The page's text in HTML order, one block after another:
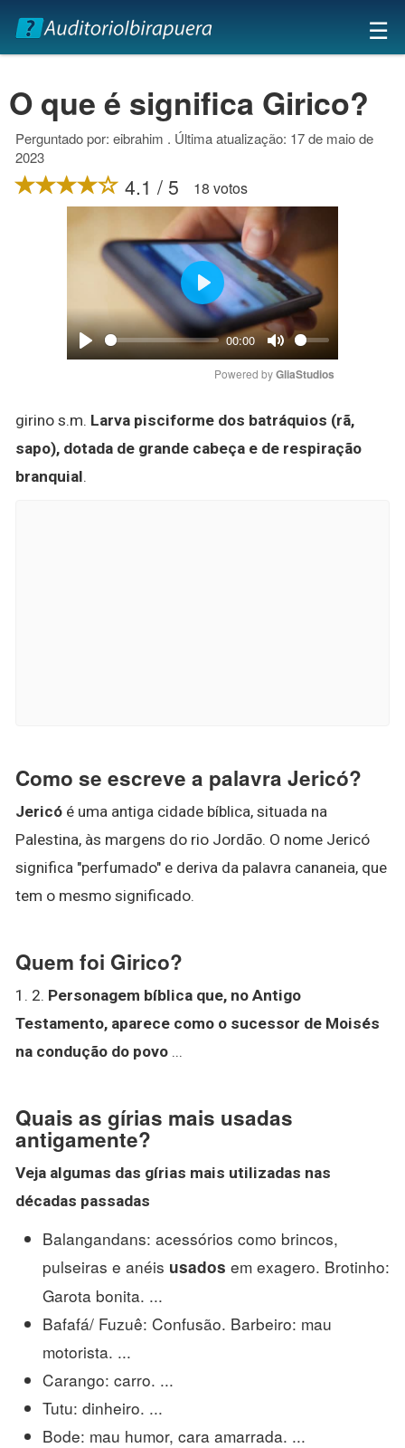
×
☰
O que é significa Girico?
Perguntado por: eibrahim . Última atualização: 17 de maio de
2023
4.1 / 5 18 votos
Play
00:00
Mute
Play
Powered by GliaStudios
girino s.m. Larva pisciforme dos batráquios (rã,
sapo), dotada de grande cabeça e de respiração
branquial.
Como se escreve a palavra Jericó?
Jericó é uma antiga cidade bíblica, situada na
Palestina, às margens do rio Jordão. O nome Jericó
significa "perfumado" e deriva da palavra cananeia, que
tem o mesmo significado.
Quem foi Girico?
1. 2. Personagem bíblica que, no Antigo
Testamento, aparece como o sucessor de Moisés
na condução do povo ...
Quais as gírias mais usadas
antigamente?
Veja algumas das gírias mais utilizadas nas
décadas passadas
Balangandans: acessórios como brincos,
pulseiras e anéis usados em exagero. Brotinho:
Garota bonita. ...
Bafafá/ Fuzuê: Confusão. Barbeiro: mau
motorista. ...
Carango: carro. ...
Tutu: dinheiro. ...
Bode: mau humor, cara amarrada. ...